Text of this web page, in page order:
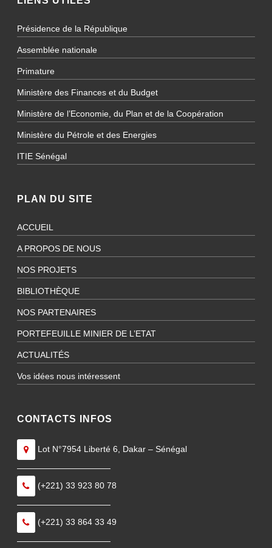
Présidence de la République
Assemblée nationale
Primature
Ministère des Finances et du Budget
Ministère de l’Economie, du Plan et de la Coopération
Ministère du Pétrole et des Energies
ITIE Sénégal
PLAN DU SITE
ACCUEIL
A PROPOS DE NOUS
NOS PROJETS
BIBLIOTHÈQUE
NOS PARTENAIRES
PORTEFEUILLE MINIER DE L’ETAT
ACTUALITÉS
Vos idées nous intéressent
CONTACTS INFOS
Lot N°7954 Liberté 6, Dakar – Sénégal
———————————
(+221) 33 923 80 78
———————————
(+221) 33 864 33 49
———————————